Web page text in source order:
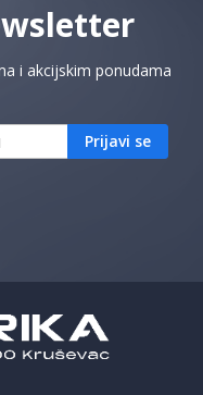
i akcijskim ponudama
Prijavi se